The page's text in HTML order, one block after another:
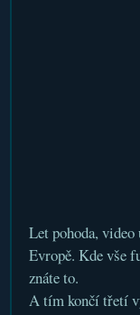
Let pohoda,
Evropě. Kde vše
znáte to.
A tím končí třetí